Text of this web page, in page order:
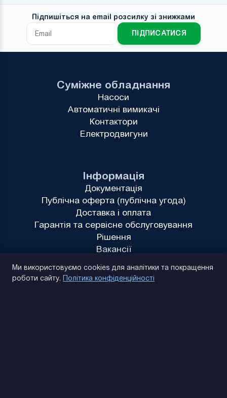
Підпишіться на email розсилку зі знижками
ПІДПИСАТИСЯ
Інформація
Документація
Публічна оферта (публічна угода)
Доставка і оплата
Гарантія та сервісне обслуговування
Рішення
Вакансії
Суміжне обладнання
Насоси
Автоматичні вимикачі
Контактори
Електродвигуни
Ми використовуємо cookies для аналітики та покращення
роботи сайту. Політика конфіденційності